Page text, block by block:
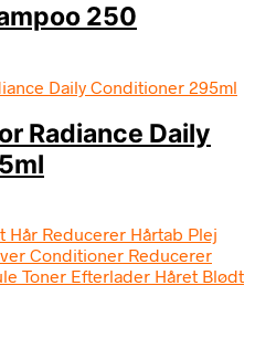
250
kr..
Radiance Daily